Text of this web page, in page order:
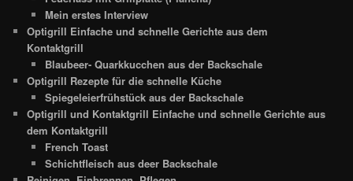
Mein erstes Interview
Optigrill Einfache und schnelle Gerichte aus dem
Kontaktgrill
Blaubeer- Quarkkucchen aus der Backschale
Optigrill Rezepte für die schnelle Küche
Spiegeleierfrühstück aus der Backschale
Optigrill und Kontaktgrill Einfache und schnelle Gerichte aus
dem Kontaktgrill
French Toast
Schichtfleisch aus deer Backschale